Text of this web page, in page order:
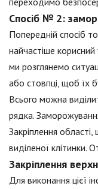
Спосіб № 2:
Попередній спосіб
найчастіше
ми розглянемо
або стовпці, щоб їх
Всього можна
рядка.
Закріплення
виділеної клітинки.
Закріплення
Для виконання цієї